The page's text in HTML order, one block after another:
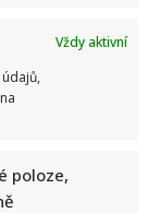
Vždy aktivní
poloze,